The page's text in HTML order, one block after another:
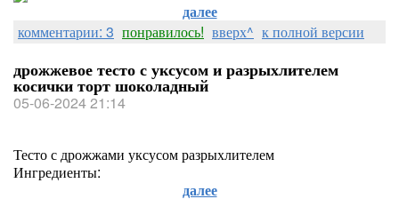
далее
комментарии: 3 понравилось! вверх^ к полной версии
дрожжевое тесто с уксусом и разрыхлителем
косички торт шоколадный
05-06-2024 21:14
Тесто с дрожжами уксусом разрыхлителем
Ингредиенты:
далее